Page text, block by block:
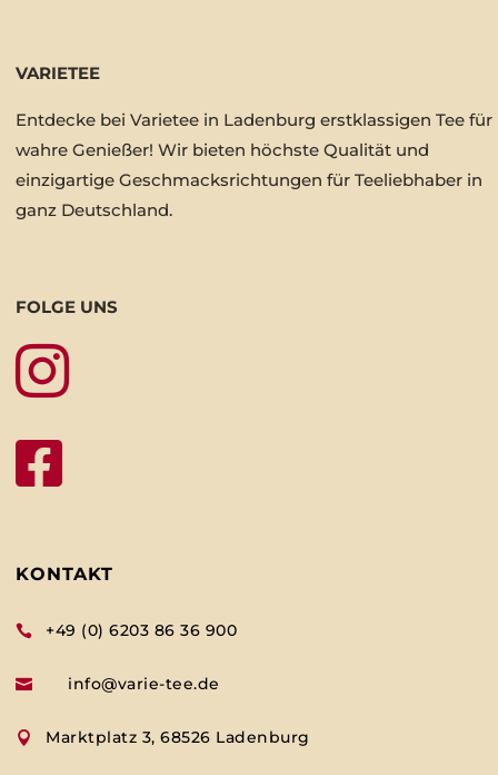
VARIETEE
Entdecke bei Varietee in Ladenburg erstklassigen Tee für
wahre Genießer! Wir bieten höchste Qualität und
einzigartige Geschmacksrichtungen für Teeliebhaber in
ganz Deutschland.
FOLGE UNS


KONTAKT
 +49 (0) 6203 86 36 900
 info@varie-tee.de
 Marktplatz 3, 68526 Ladenburg